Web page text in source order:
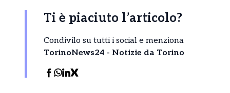
Ti è piaciuto l’articolo?
Condivilo su tutti i social e menziona
TorinoNews24 - Notizie da Torino